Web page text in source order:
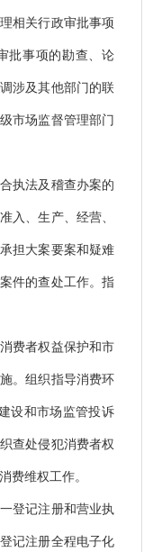
相关行政审批事项
批事项的勘查、论
涉及其他部门的联
市场监督管理部门
执法及稽查办案的
入、生产、经营、
担大案要案和疑难
件的查处工作。指
费者权益保护和市
。组织指导消费环
设和市场监管投诉
查处侵犯消费者权
费维权工作。
登记注册和营业执
记注册全程电子化